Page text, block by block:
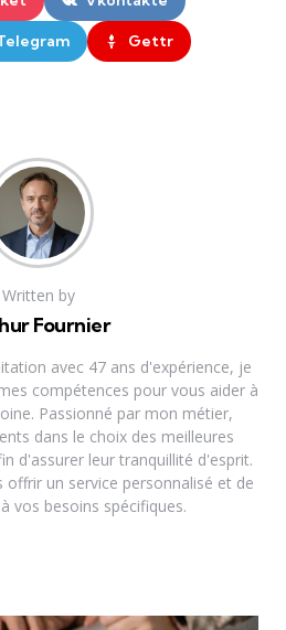
Gettr
Written by
Fournier
avec 47 ans d'expérience, je
compétences pour vous aider à
Passionné par mon métier,
dans le choix des meilleures
d'assurer leur tranquillité d'esprit.
un service personnalisé et de
vos besoins spécifiques.